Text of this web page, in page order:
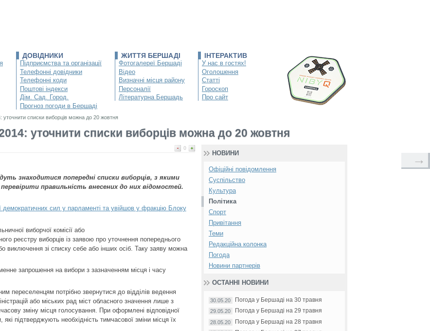
ДОВІДНИКИ
Підприємства та організації
Телефонні довідники
Телефонні коди
Поштові індекси
Дім. Сад. Город.
Прогноз погоди в Бершаді
ЖИТТЯ БЕРШАДІ
Фотогалереї Бершаді
Відео
Визначні місця району
Персоналії
Літературна Бершадь
ІНТЕРАКТИВ
У нас в гостях!
Оголошення
Статті
Гороскоп
Про сайт
уточнити списки виборців можна до 20 жовтня
уточнити списки виборців можна до 20 жовтня
0
знаходитися попередні списки виборців, з якими
правильність внесених до них відомостей.
демократичних сил у парламенті та увійшов у фракцію Блоку
виборчої комісії або
реєстру виборців із заявою про уточнення попереднього
виключення зі списку себе або інших осіб. Таку заяву можна
запрошення на вибори з зазначенням місця і часу
переселенцям потрібно звернутися до відділів ведення
або міських рад міст обласного значення лише з
зміну місця голосування. При оформлені відповідної
підтверджують необхідність тимчасової зміни місця їх
→
НОВИНИ
Офіційні повідомлення
Суспільство
Культура
Політика
Спорт
Привітання
Теми
Редакційна колонка
Погода
Новини партнерів
ОСТАННІ НОВИНИ
30.05.20 Погода у Бершаді на 30 травня
29.05.20 Погода у Бершаді на 29 травня
28.05.20 Погода у Бершаді на 28 травня